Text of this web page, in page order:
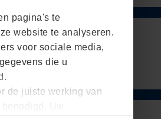
pagina's te
website te analyseren.
voor sociale media,
die u
de juiste werking van